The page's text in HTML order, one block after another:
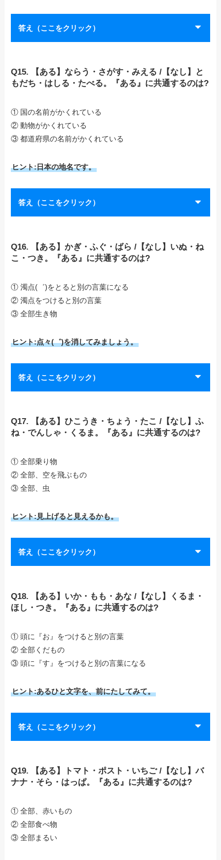
答え（ここをクリック）
Q15. 【ある】ならう・さがす・みえる /【なし】と
もだち・はしる・たべる。『ある』に共通するのは?
① 国の名前がかくれている
② 動物がかくれている
③ 都道府県の名前がかくれている
ヒント:日本の地名です。
答え（ここをクリック）
Q16. 【ある】かぎ・ふぐ・ばら /【なし】いぬ・ね
こ・つき。『ある』に共通するのは?
① 濁点(゛)をとると別の言葉になる
② 濁点をつけると別の言葉
③ 全部生き物
ヒント:点々(゛)を消してみましょう。
答え（ここをクリック）
Q17. 【ある】ひこうき・ちょう・たこ /【なし】ふ
ね・でんしゃ・くるま。『ある』に共通するのは?
① 全部乗り物
② 全部、空を飛ぶもの
③ 全部、虫
ヒント:見上げると見えるかも。
答え（ここをクリック）
Q18. 【ある】いか・もも・あな /【なし】くるま・
ほし・つき。『ある』に共通するのは?
① 頭に『お』をつけると別の言葉
② 全部くだもの
③ 頭に『す』をつけると別の言葉になる
ヒント:あるひと文字を、前にたしてみて。
答え（ここをクリック）
Q19. 【ある】トマト・ポスト・いちご /【なし】バ
ナナ・そら・はっぱ。『ある』に共通するのは?
① 全部、赤いもの
② 全部食べ物
③ 全部まるい